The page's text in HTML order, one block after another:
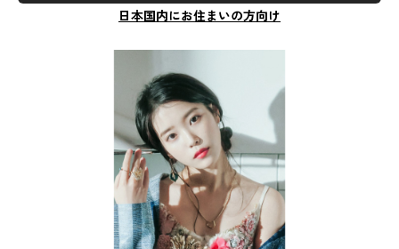
日本国内にお住まいの方向け